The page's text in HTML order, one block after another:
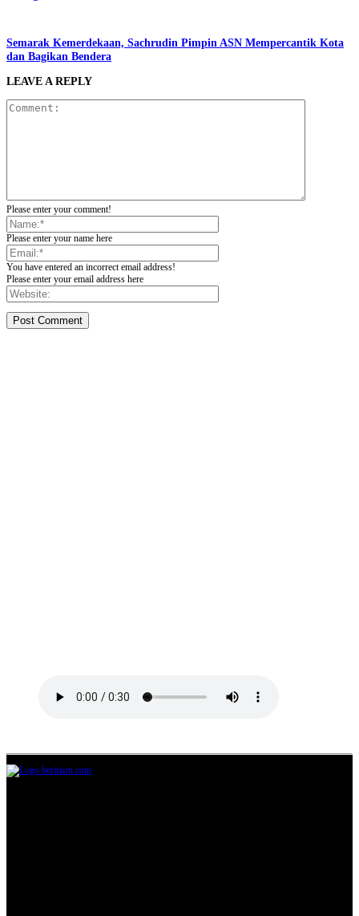
Semarak Kemerdekaan, Sachrudin Pimpin ASN Mempercantik Kota
dan Bagikan Bendera
LEAVE A REPLY
Please enter your comment!
Please enter your name here
You have entered an incorrect email address!
Please enter your email address here